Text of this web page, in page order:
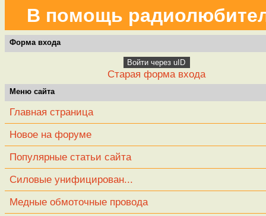
В помощь
Форма входа
Войти через uID
Старая форма входа
Меню сайта
Главная страница
Новое на форуме
Популярные статьи сайта
Силовые унифицирован...
Медные обмоточные провода